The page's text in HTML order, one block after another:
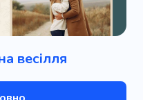
весілля